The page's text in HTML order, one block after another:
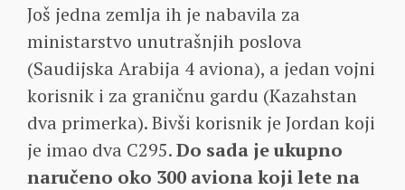
Još jedna zemlja ih je nabavila za
ministarstvo unutrašnjih poslova
(Saudijska Arabija 4 aviona), a jedan vojni
korisnik i za graničnu gardu (Kazahstan
dva primerka). Bivši korisnik je Jordan koji
je imao dva C295.Do sada je ukupno
naručeno oko 300 aviona koji lete na